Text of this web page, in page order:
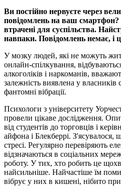
Ви постійно нервуєте через
повідомлень на ваш смартфон?
втрачені для суспільства.
навпаки. Повідомлень немає, і
У мозку людей, які не можуть
онлайн-спілкування,
алкоголіків і наркоманів,
залежність виявлена у
фантомні вібрації.
Психологи з університету
провели цікаве дослідження.
від студентів до торговців і
айфона і Блекберрі.
стресі. Регулярно перевіряють
відзначаються в соціальних
роботу. У тих, хто робить це
найсильніше. Найчастіше їм
вібрує у них в кишені, нібито